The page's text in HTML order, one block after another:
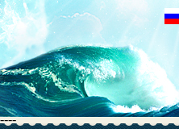
----